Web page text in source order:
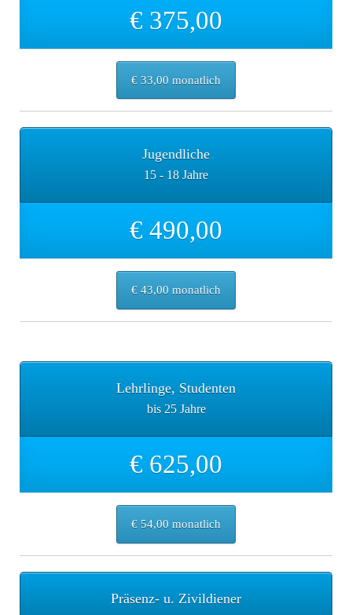
€ 375,00
€ 33,00 monatlich
Jugendliche
15 - 18 Jahre
€ 490,00
€ 43,00 monatlich
Lehrlinge, Studenten
bis 25 Jahre
€ 625,00
€ 54,00 monatlich
Präsenz- u. Zivildiener